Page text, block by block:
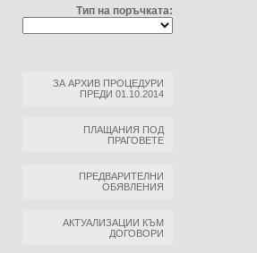
Тип на поръчката:
ЗА АРХИВ ПРОЦЕДУРИ
ПРЕДИ 01.10.2014
ПЛАЩАНИЯ ПОД
ПРАГОВЕТЕ
ПРЕДВАРИТЕЛНИ
ОБЯВЛЕНИЯ
АКТУАЛИЗАЦИИ КЪМ
ДОГОВОРИ